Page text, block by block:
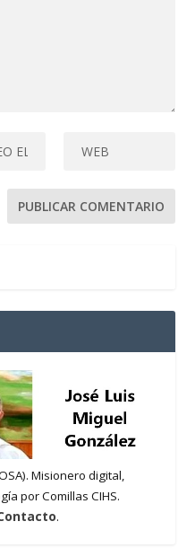
Misionero digital,
por Comillas CIHS.
.